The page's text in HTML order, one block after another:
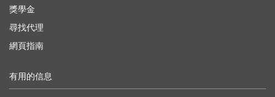
獎學金
尋找代理
網頁指南
有用的信息